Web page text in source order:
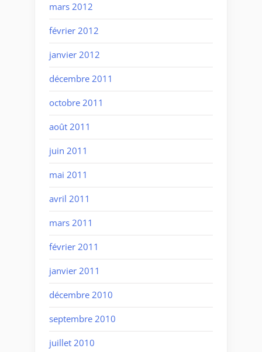
mars 2012
février 2012
janvier 2012
décembre 2011
octobre 2011
août 2011
juin 2011
mai 2011
avril 2011
mars 2011
février 2011
janvier 2011
décembre 2010
septembre 2010
juillet 2010